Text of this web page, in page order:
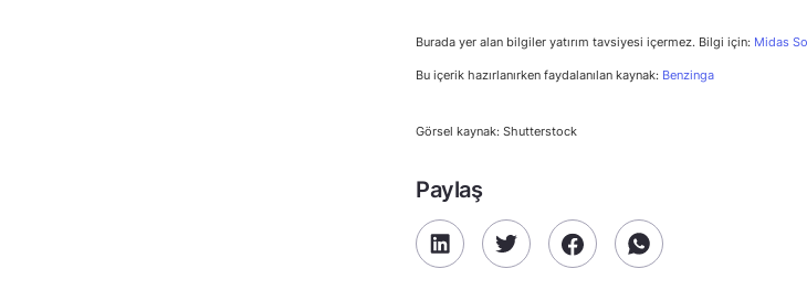
Burada yer alan bilgiler yatırım tavsiyesi içermez. Bilgi için: Midas
Bu içerik hazırlanırken faydalanılan kaynak: Benzinga
Görsel kaynak: Shutterstock
Paylaş